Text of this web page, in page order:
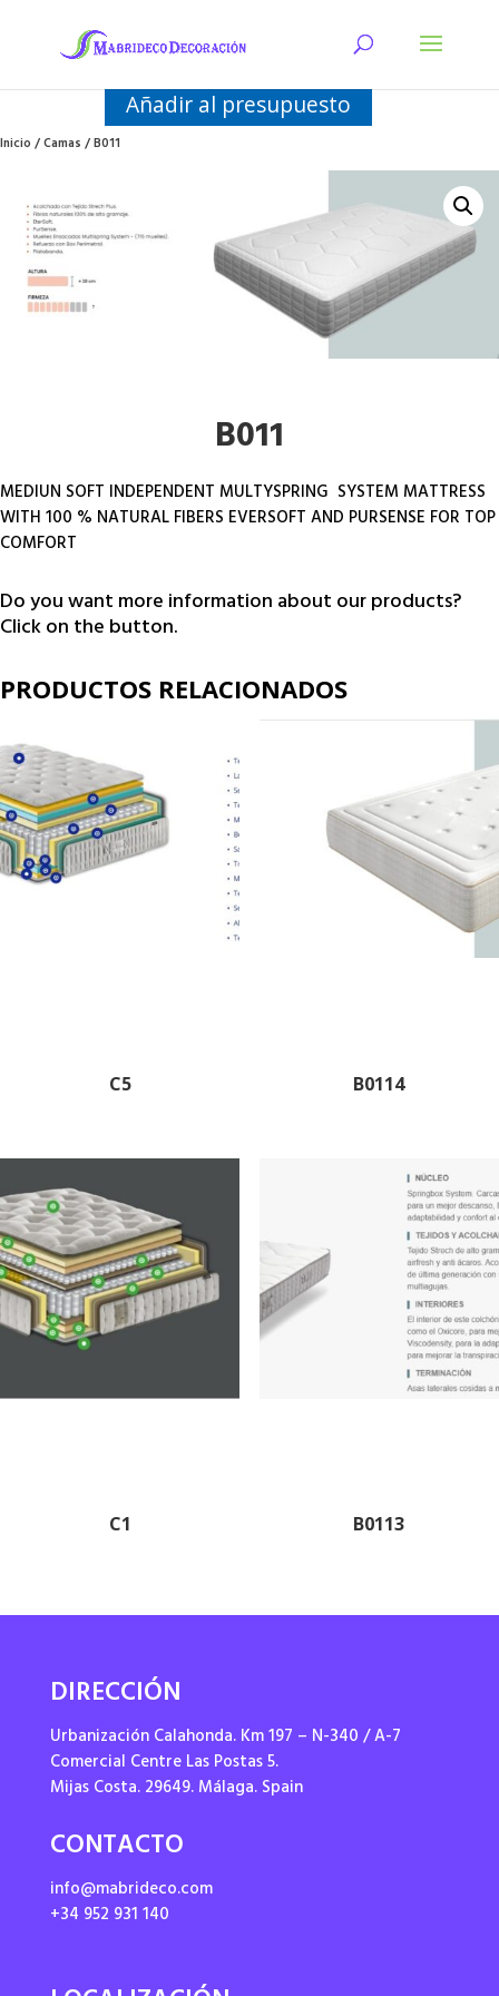
Añadir al presupuesto
Inicio/Camas/ B011
B011
MEDIUN SOFT INDEPENDENT MULTYSPRING SYSTEM MATTRESS
WITH 100 % NATURAL FIBERS EVERSOFT AND PURSENSE FOR TOP
COMFORT
Do you want more information about our products?
Click on the button.
PRODUCTOS RELACIONADOS
C5 B0114
C1 B0113
DIRECCIÓN
Urbanización Calahonda. Km 197 – N-340 / A-7
Comercial Centre Las Postas 5.
Mijas Costa. 29649. Málaga. Spain
CONTACTO
info@mabrideco.com
+34 952 931 140